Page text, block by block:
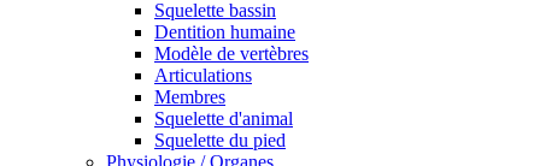
Squelette bassin
Dentition humaine
Modèle de vertèbres
Articulations
Membres
Squelette d'animal
Squelette du pied
Physiologie / Organes